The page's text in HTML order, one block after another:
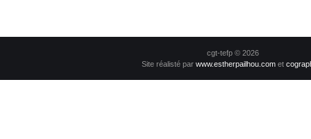
cgt-tefp © 2026
Site réalisté parwww.estherpailhou.com et